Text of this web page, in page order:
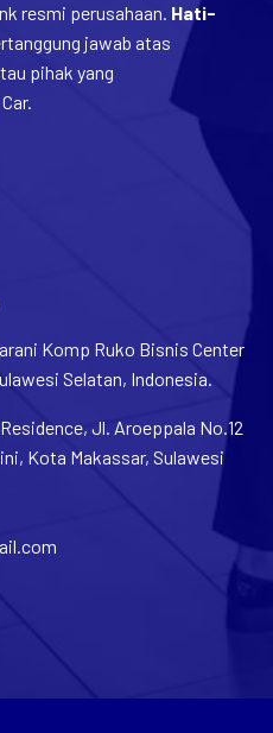
resmi perusahaan. Hati-
jawab atas
pihak yang
Komp Ruko Bisnis Center
Selatan, Indonesia.
Jl. Aroeppala No.12
Kota Makassar, Sulawesi